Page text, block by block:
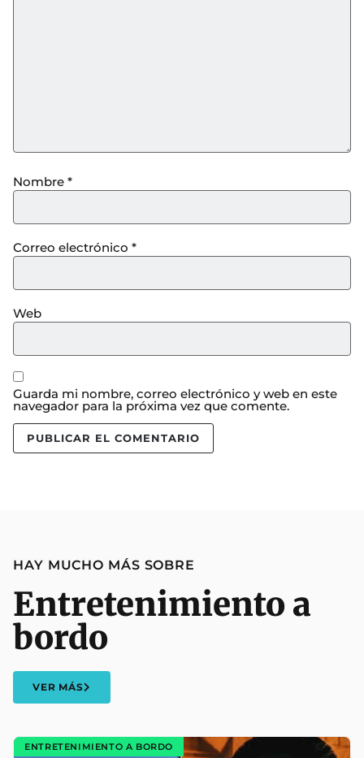
Nombre *
Correo electrónico *
Web
Guarda mi nombre, correo electrónico y web en este
navegador para la próxima vez que comente.
HAY MUCHO MÁS SOBRE
Entretenimiento a
bordo
VER MÁS
ENTRETENIMIENTO A BORDO